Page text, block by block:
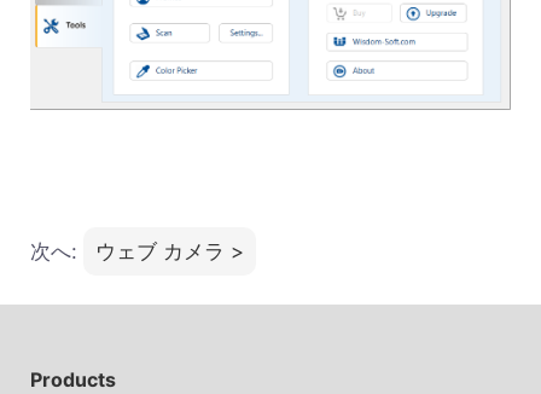
次へ: ウェブ カメラ >
Products